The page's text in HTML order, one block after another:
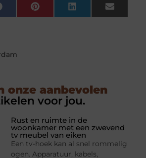
FacebookPinterestLinkedInEmail
onze aanbevolen
voor jou.
Rust en ruimte in de
woonkamer met een zwevend
tv meubel van eiken
Een tv-hoek kan al snel rommelig
ogen. Apparatuur, kabels,